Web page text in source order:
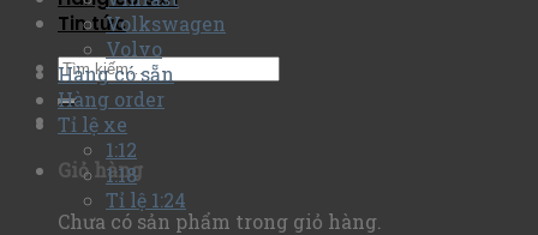
Tin tức
Giỏ hàng
Chưa có sản phẩm trong giỏ hàng.
Volkswagen
Volvo
Hàng có sẵn
Hàng order
Tỉ lệ xe
1:12
1:18
Tỉ lệ 1:24